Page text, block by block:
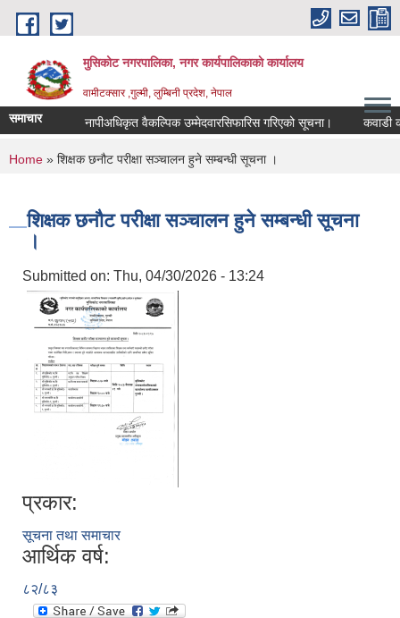
Skip to main content
मुसिकोट नगरपालिका, नगर कार्यपालिकाकाे कार्यालय
वामीटक्सार ,गुल्मी, लुम्बिनी प्रदेश, नेपाल
समाचार नापीअधिकृत वैकल्पिक उम्मेदवारसिफारिस गरिएको सूचना। कवाडी
You are here
Home » शिक्षक छनौट परीक्षा सञ्चालन हुने सम्बन्धी सूचना ।
शिक्षक छनौट परीक्षा सञ्चालन हुने सम्बन्धी सूचना
।
Submitted on: Thu, 04/30/2026 - 13:24
प्रकार:
सूचना तथा समाचार
आर्थिक वर्ष:
८२/८३